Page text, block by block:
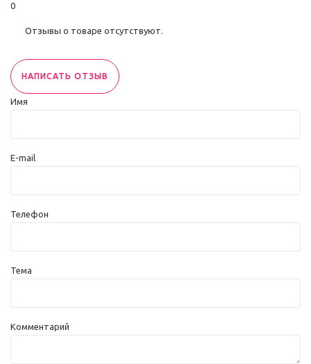
0
Отзывы о товаре отсутствуют.
НАПИСАТЬ ОТЗЫВ
Имя
E-mail
Телефон
Тема
Комментарий